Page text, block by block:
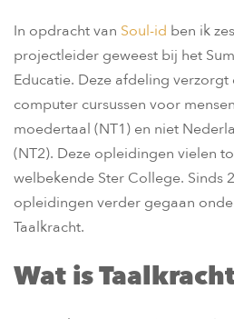
In opdracht van Soul-id ben ik
projectleider geweest bij het
Educatie. Deze afdeling verzorgt
computer cursussen voor
moedertaal (NT1) en niet
(NT2). Deze opleidingen vielen
welbekende Ster College. Sinds
opleidingen verder gegaan
Taalkracht.
Wat is